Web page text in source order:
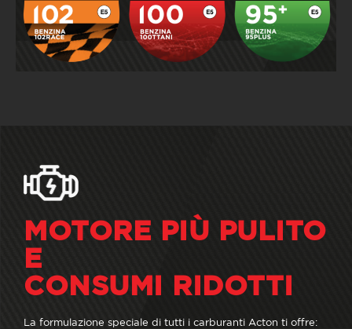
MOTORE PIÙ PULITO
E
CONSUMI RIDOTTI
La formulazione speciale di tutti i carburanti Acton ti offre: